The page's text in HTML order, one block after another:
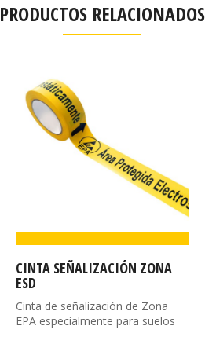
PRODUCTOS RELACIONADOS
CINTA SEÑALIZACIÓN ZONA
ESD
Cinta de señalización de Zona
EPA especialmente para suelos